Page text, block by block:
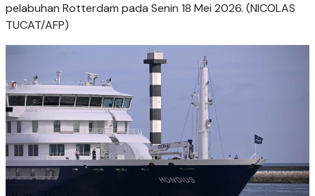
pelabuhan Rotterdam pada Senin 18 Mei 2026. (NICOLAS
TUCAT/AFP)